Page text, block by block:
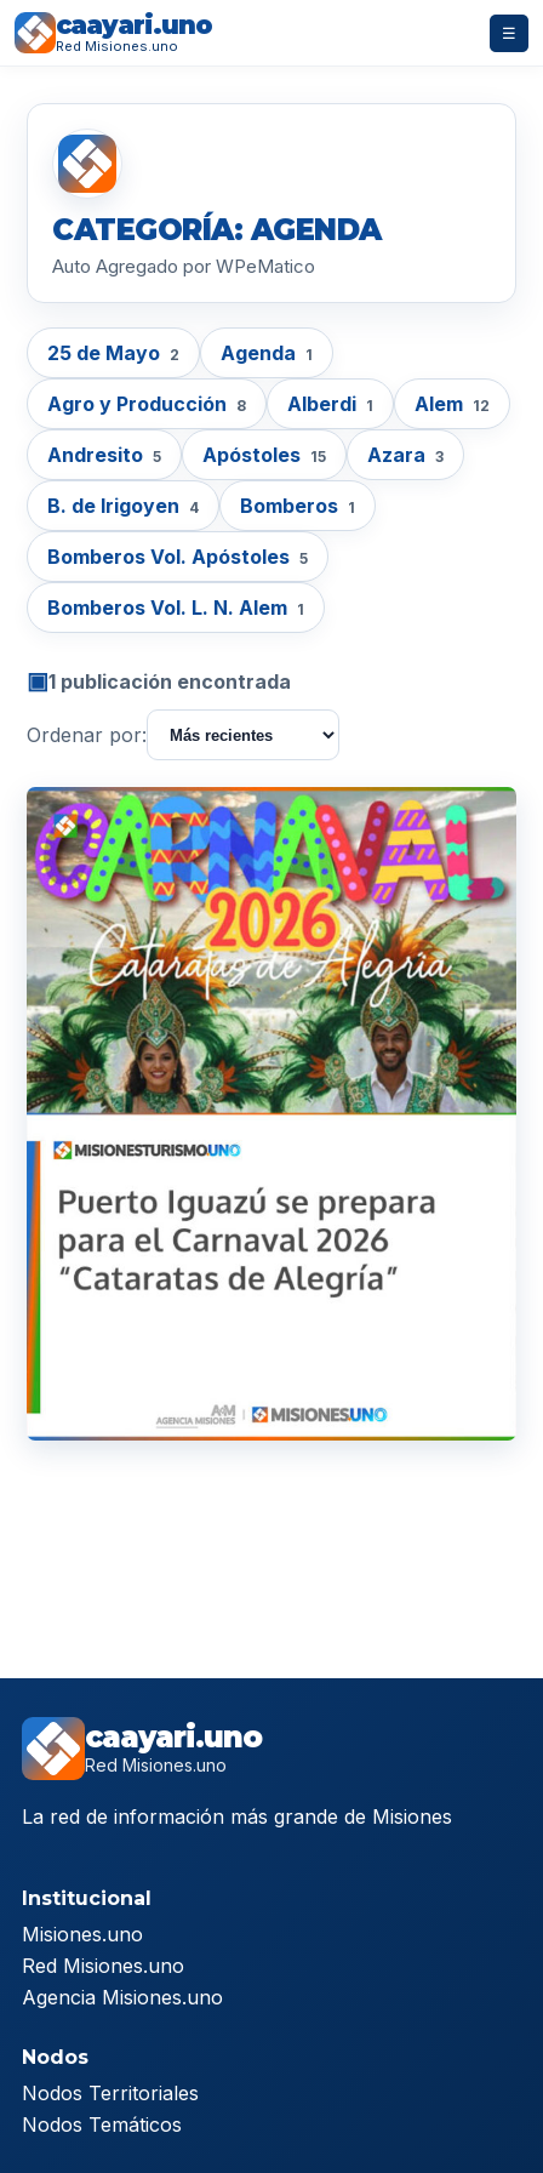
caayari.uno
Red Misiones.uno
☰
CATEGORÍA: AGENDA
Auto Agregado por WPeMatico
25 de Mayo 2 Agenda 1
Agro y Producción 8 Alberdi 1 Alem 12
Andresito 5 Apóstoles 15 Azara 3
B. de Irigoyen 4 Bomberos 1
Bomberos Vol. Apóstoles 5
Bomberos Vol. L. N. Alem 1
▣1 publicación encontrada
Ordenar por:
caayari.uno
Red Misiones.uno
La red de información más grande de Misiones
Institucional
Misiones.uno
Red Misiones.uno
Agencia Misiones.uno
Nodos
Nodos Territoriales
Nodos Temáticos